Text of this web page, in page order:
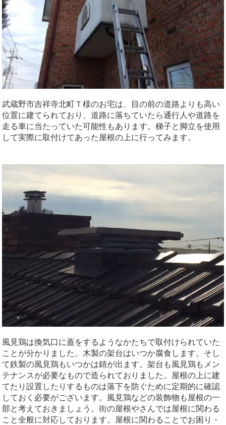
武蔵野市吉祥寺北町Ｔ様のお宅は、目の前の道路よりも高い
位置に建てられており、道路に落ちていたら通行人や道路を
走る車に当たっていた可能性もあります。梯子と脚立を使用
して実際に取付けてあった屋根の上に行ってみます。
風見鶏は換気口に蓋をするようなかたちで取付けられていた
ことが分かりました。木製の架台はいつか腐食します。そし
て鉄製の風見鶏もいつかは錆が出ます。架台も風見鶏もメン
テナンスが必要なもので造られておりました。屋根の上に建
てたり設置したりするものは落下を防ぐために定期的に確認
しておく必要がございます。風見鶏などの装飾物も屋根の一
部と考えておきましょう。街の屋根やさんでは屋根に関わる
こと全般に対応しております。屋根に関わることでお困り・